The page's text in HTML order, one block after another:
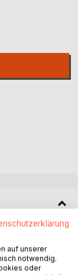
oft
so banal
weißt, oder
auf unserer
notwendig.
oder